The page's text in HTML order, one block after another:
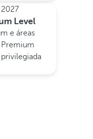
Level
e áreas
Premium